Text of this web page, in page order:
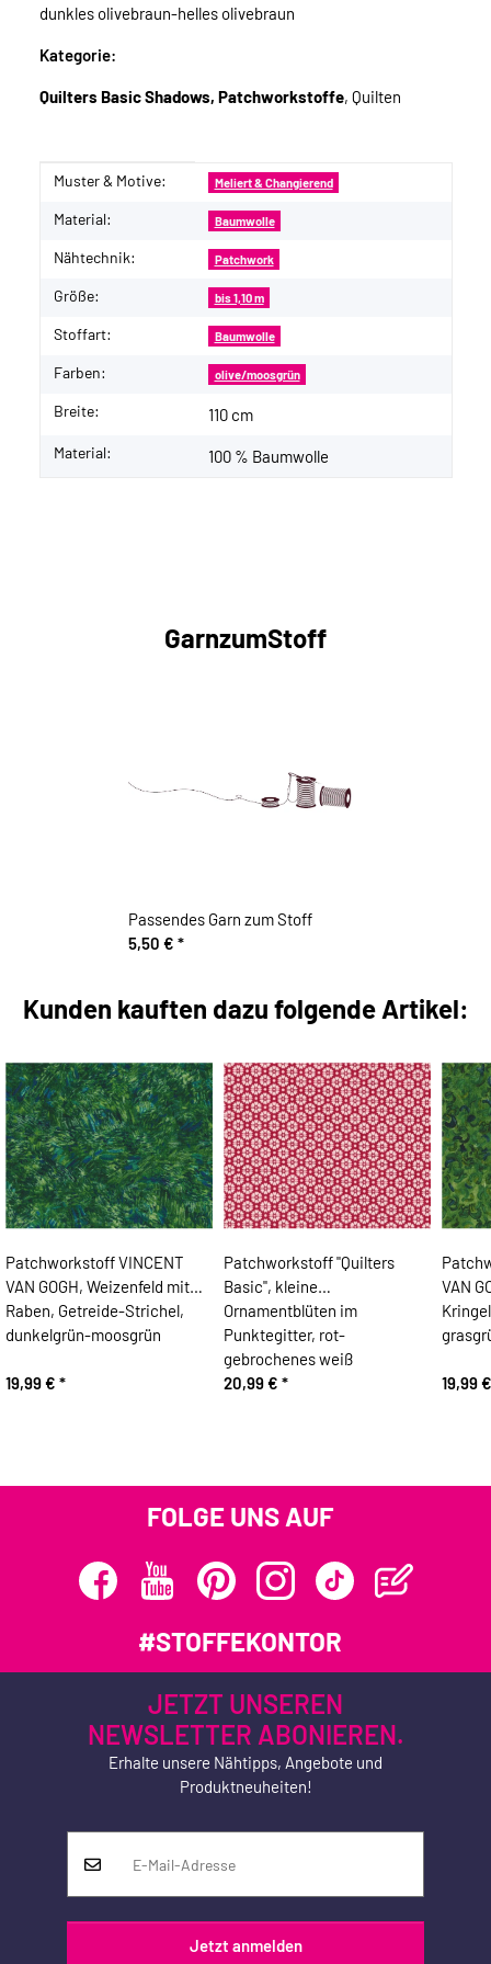
dunkles olivebraun-helles olivebraun
Kategorie:
Quilters Basic Shadows, Patchworkstoffe, Quilten
Produkteigenschaft
Wert
Muster & Motive: Meliert & Changierend
Material: Baumwolle
Nähtechnik: Patchwork
Größe: bis 1,10 m
Stoffart: Baumwolle
Farben: olive/moosgrün
Breite: 110 cm
Material: 100 % Baumwolle
GarnzumStoff
Passendes Garn zum Stoff
5,50 € *
Kunden kauften dazu folgende Artikel:
Patchworkstoff VINCENT
VAN GOGH, Weizenfeld mit
Raben, Getreide-Strichel,
dunkelgrün-moosgrün
19,99 € *
Patchworkstoff "Quilters
Basic", kleine
Ornamentblüten im
Punktegitter, rot-
gebrochenes weiß
20,99 € *
VAN
19,99
FOLGE UNS AUF
#STOFFEKONTOR
JETZT UNSEREN
NEWSLETTER ABONIEREN.
Erhalte unsere Nähtipps, Angebote und
Produktneuheiten!
Jetzt anmelden